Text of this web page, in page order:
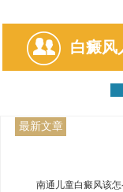
白癜风
最新文章
南通儿童白癜风该